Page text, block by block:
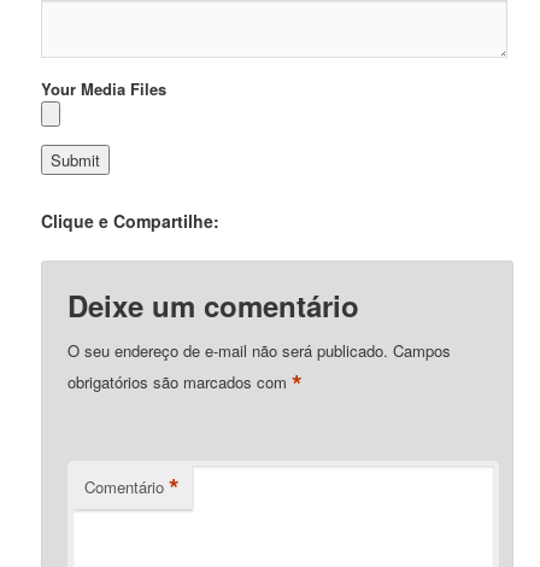
Your Media Files
Clique e Compartilhe:
Deixe um comentário
O seu endereço de e-mail não será publicado. Campos
obrigatórios são marcados com*
Comentário *